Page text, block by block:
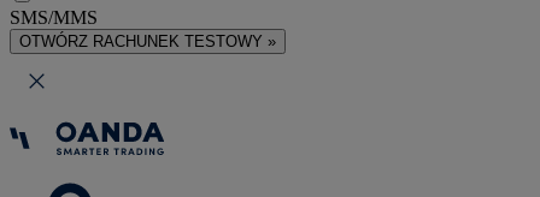
SMS/MMS
OTWÓRZ RACHUNEK TESTOWY »